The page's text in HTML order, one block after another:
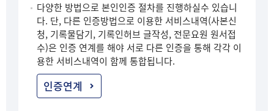
다양한 방법으로 본인인증 절차를 진행하실수 있습니
다. 단, 다른 인증방법으로 이용한 서비스내역(사본신
청, 기록물담기, 기록인허브 글작성, 전문요원 원서접
수)은 인증 연계를 해야 서로 다른 인증을 통해 각각 이
용한 서비스내역이 함께 통합됩니다.
인증연계